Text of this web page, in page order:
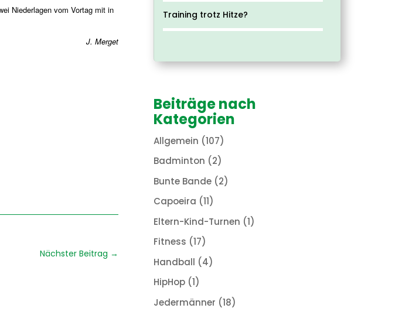
Niederlagen vom Vortag mit in
J. Merget
Nächster Beitrag →
Training trotz Hitze?
Beiträge nach
Kategorien
Allgemein (107)
Badminton (2)
Bunte Bande(2)
Capoeira (11)
Eltern-Kind-Turnen (1)
Fitness (17)
Handball (4)
HipHop(1)
Jedermänner (18)